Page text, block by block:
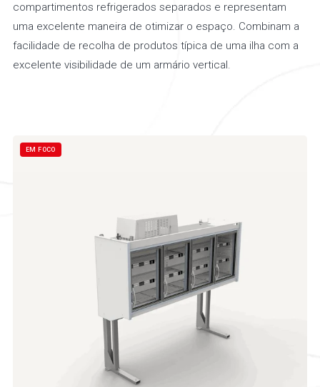
compartimentos refrigerados separados e representam
uma excelente maneira de otimizar o espaço. Combinam a
facilidade de recolha de produtos típica de uma ilha com a
excelente visibilidade de um armário vertical.
EM FOCO